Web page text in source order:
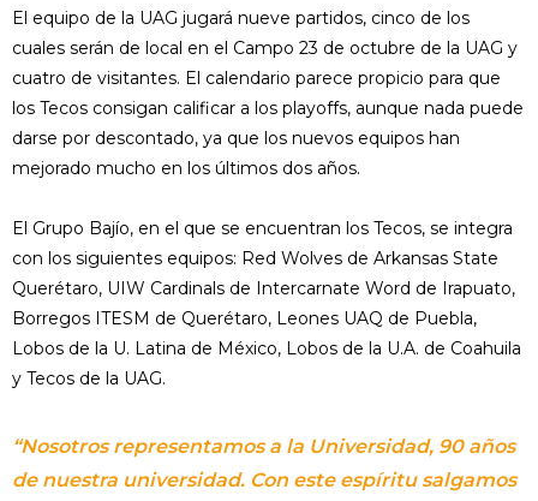
El equipo de la UAG jugará nueve partidos, cinco de los
cuales serán de local en el Campo 23 de octubre de la UAG y
cuatro de visitantes. El calendario parece propicio para que
los Tecos consigan calificar a los playoffs, aunque nada puede
darse por descontado, ya que los nuevos equipos han
mejorado mucho en los últimos dos años.
El Grupo Bajío, en el que se encuentran los Tecos, se integra
con los siguientes equipos: Red Wolves de Arkansas State
Querétaro, UIW Cardinals de Intercarnate Word de Irapuato,
Borregos ITESM de Querétaro, Leones UAQ de Puebla,
Lobos de la U. Latina de México, Lobos de la U.A. de Coahuila
y Tecos de la UAG.
“Nosotros representamos a la Universidad, 90 años
de nuestra universidad. Con este espíritu salgamos